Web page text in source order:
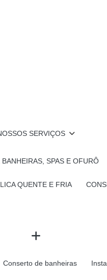
SERVIÇOS
SPAS E OFURÔ
QUENTE E FRIA
Conserto de banheiras